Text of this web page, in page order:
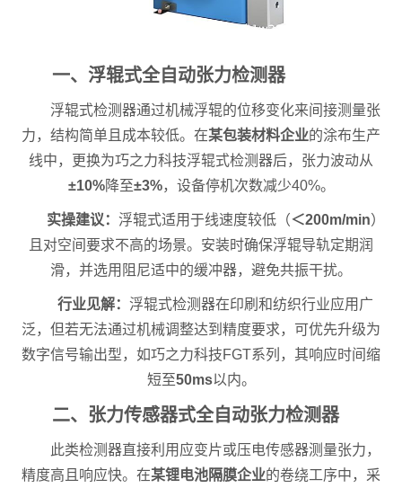
一、浮辊式全自动张力检测器
浮辊式检测器通过机械浮辊的位移变化来间接测量张
力，结构简单且成本较低。在某包装材料企业的涂布生产
线中，更换为巧之力科技浮辊式检测器后，张力波动从
±10%降至±3%，设备停机次数减少40%。
实操建议： 浮辊式适用于线速度较低（＜200m/min）
且对空间要求不高的场景。安装时确保浮辊导轨定期润
滑，并选用阻尼适中的缓冲器，避免共振干扰。
行业见解： 浮辊式检测器在印刷和纺织行业应用广
泛，但若无法通过机械调整达到精度要求，可优先升级为
数字信号输出型，如巧之力科技FGT系列，其响应时间缩
短至50ms以内。
二、张力传感器式全自动张力检测器
此类检测器直接利用应变片或压电传感器测量张力，
精度高且响应快。在某锂电池隔膜企业的卷绕工序中，采